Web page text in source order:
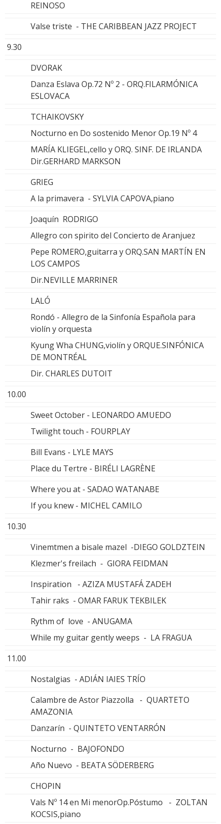
REINOSO
Valse triste - THE CARIBBEAN JAZZ PROJECT
9.30
DVORAK
Danza Eslava Op.72 Nº 2 - ORQ.FILARMÓNICA
ESLOVACA
TCHAIKOVSKY
Nocturno en Do sostenido Menor Op.19 Nº 4
MARÍA KLIEGEL,cello y ORQ. SINF. DE IRLANDA
Dir.GERHARD MARKSON
GRIEG
A la primavera - SYLVIA CAPOVA,piano
Joaquín RODRIGO
Allegro con spirito del Concierto de Aranjuez
Pepe ROMERO,guitarra y ORQ.SAN MARTÍN EN
LOS CAMPOS
Dir.NEVILLE MARRINER
LALÓ
Rondó - Allegro de la Sinfonía Española para
violín y orquesta
Kyung Wha CHUNG,violín y ORQUE.SINFÓNICA
DE MONTRÉAL
Dir. CHARLES DUTOIT
10.00
Sweet October - LEONARDO AMUEDO
Twilight touch - FOURPLAY
Bill Evans - LYLE MAYS
Place du Tertre - BIRÉLI LAGRÈNE
Where you at - SADAO WATANABE
If you knew - MICHEL CAMILO
10.30
Vinemtmen a bisale mazel -DIEGO GOLDZTEIN
Klezmer's freilach - GIORA FEIDMAN
Inspiration - AZIZA MUSTAFÁ ZADEH
Tahir raks - OMAR FARUK TEKBILEK
Rythm of love - ANUGAMA
While my guitar gently weeps - LA FRAGUA
11.00
Nostalgias - ADIÁN IAIES TRÍO
Calambre de Astor Piazzolla - QUARTETO
AMAZONIA
Danzarín - QUINTETO VENTARRÓN
Nocturno - BAJOFONDO
Año Nuevo - BEATA SÖDERBERG
CHOPIN
Vals Nº 14 en Mi menorOp.Póstumo - ZOLTAN
KOCSIS,piano